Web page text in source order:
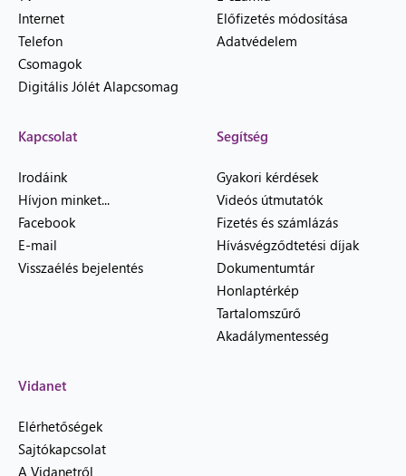
Internet
Telefon
Csomagok
Digitális Jólét Alapcsomag
Előfizetés módosítása
Adatvédelem
Kapcsolat
Irodáink
Hívjon minket...
Facebook
E-mail
Visszaélés bejelentés
Segítség
Gyakori kérdések
Videós útmutatók
Fizetés és számlázás
Hívásvégződtetési díjak
Dokumentumtár
Honlaptérkép
Tartalomszűrő
Akadálymentesség
Vidanet
Elérhetőségek
Sajtókapcsolat
A Vidanetről